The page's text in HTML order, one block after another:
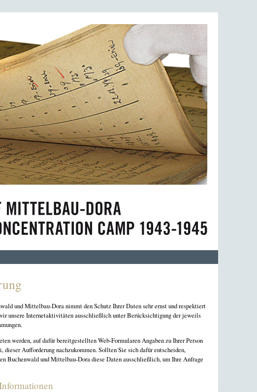
und Mittelbau-Dora nimmt den Schutz Ihrer Daten sehr ernst und respektiert
unsere Internetaktivitäten ausschließlich unter Berücksichtigung der jeweils
werden, auf dafür bereitgestellten Web-Formularen Angaben zu Ihrer Person
dieser Aufforderung nachzukommen. Sollten Sie sich dafür entscheiden,
Buchenwald und Mittelbau-Dora diese Daten ausschließlich, um Ihre Anfrage